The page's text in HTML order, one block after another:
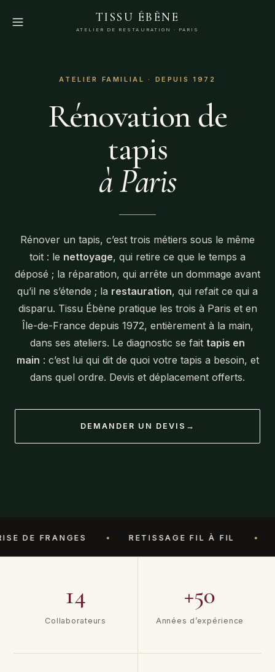
TISSU ÉBÈNE
ATELIER DE RESTAURATION · PARIS
ATELIER FAMILIAL · DEPUIS 1972
Rénovation de
tapis
à Paris
Rénover un tapis, c’est trois métiers sous le même
toit : le nettoyage, qui retire ce que le temps a
déposé ; la réparation, qui arrête un dommage avant
qu’il ne s’étende ; la restauration, qui refait ce qui a
disparu. Tissu Ébène pratique les trois à Paris et en
Île-de-France depuis 1972, entièrement à la main,
dans ses ateliers. Le diagnostic se fait tapis en
main : c’est lui qui dit de quoi votre tapis a besoin, et
dans quel ordre. Devis et déplacement offerts.
DEMANDER UN DEVIS →
RETISSAGE FIL À FIL LISIÈRES
14
Collaborateurs
+50
Années d’expérience